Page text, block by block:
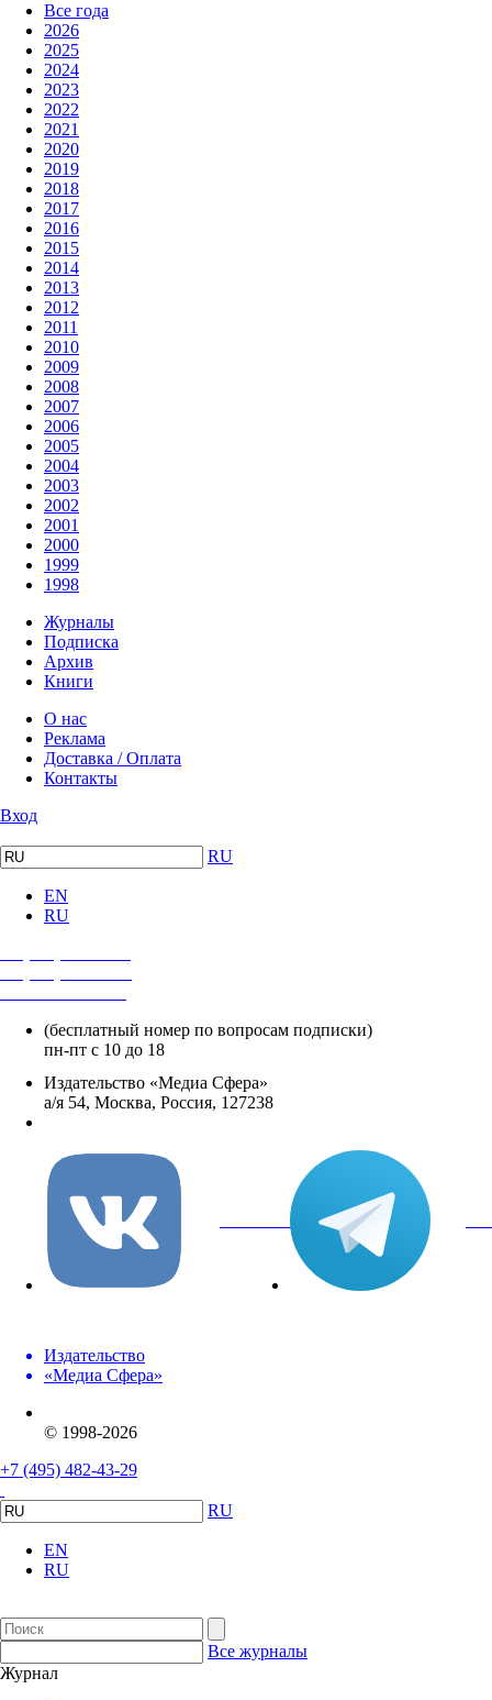
Все года
2026
2025
2024
2023
2022
2021
2020
2019
2018
2017
2016
2015
2014
2013
2012
2011
2010
2009
2008
2007
2006
2005
2004
2003
2002
2001
2000
1999
1998
Журналы
Подписка
Архив
Книги
О нас
Реклама
Доставка / Оплата
Контакты
Вход
RU
EN
RU
(бесплатный номер по вопросам подписки)
пн-пт с 10 до 18
Издательство «Медиа Сфера»
а/я 54, Москва, Россия, 127238
вКонтакте
Издательство
«Медиа Сфера»
© 1998-2026
+7 (495) 482-43-29
RU
EN
RU
Все журналы
Журнал